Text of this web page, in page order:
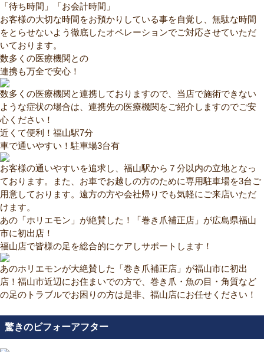
「待ち時間」「お会計時間」
お客様の大切な時間をお預かりしている事を自覚し、無駄な時間
をとらせないよう徹底したオペレーションでご対応させていただ
いております。
数多くの医療機関との
連携も万全で安心！
数多くの医療機関と連携しておりますので、当店で施術できない
ような症状の場合は、連携先の医療機関をご紹介しますのでご安
心ください！
近くて便利！福山駅7分
車で通いやすい！駐車場3台有
お客様の通いやすいを追求し、福山駅から７分以内の立地となっ
ております。また、お車でお越しの方のために専用駐車場を3台ご
用意しております。遠方の方や会社帰りでも気軽にご来店いただ
けます。
あの「ホリエモン」が絶賛した！「巻き爪補正店」が広島県福山
市に初出店！
福山店で皆様の足を総合的にケアしサポートします！
あのホリエモンが大絶賛した「巻き爪補正店」が福山市に初出
店！福山市近辺にお住まいでの方で、巻き爪・魚の目・角質など
の足のトラブルでお困りの方は是非、福山店にお任せください！
驚きのビフォーアフター